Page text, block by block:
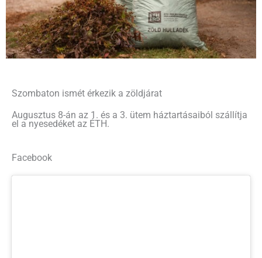
Szombaton ismét érkezik a zöldjárat
Augusztus 8-án az 1. és a 3. ütem háztartásaiból szállítja
el a nyesedéket az ÉTH.
Facebook